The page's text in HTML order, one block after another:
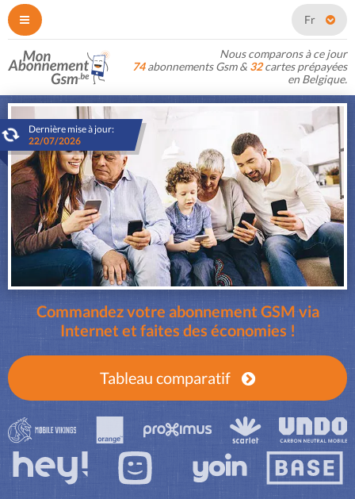
Fr
Nous comparons à ce jour
74abonnements Gsm & 32cartes prépayées
en Belgique.
Dernière mise à jour:
22/07/2026
Commandez votre abonnement GSM via
Internet et faites des économies !
Tableau comparatif